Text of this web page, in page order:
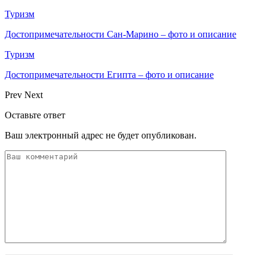
Туризм
Достопримечательности Сан-Марино – фото и описание
Туризм
Достопримечательности Египта – фото и описание
Prev Next
Оставьте ответ
Ваш электронный адрес не будет опубликован.